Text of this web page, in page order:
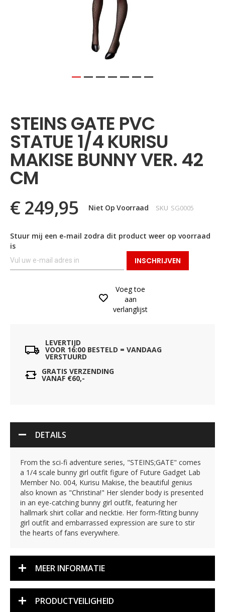
begin
van
de
afbeeldingen-
gallerij
STEINS GATE PVC
STATUE 1/4 KURISU
MAKISE BUNNY VER. 42
CM
€ 249,95 Niet Op Voorraad SKU SG0005
Stuur mij een e-mail zodra dit product weer op voorraad
is
INSCHRIJVEN
Voeg toe
aan
verlanglijst
LEVERTIJD
VOOR 16:00 BESTELD = VANDAAG
VERSTUURD
GRATIS VERZENDING
VANAF €60,-
DETAILS
From the sci-fi adventure series, "STEINS;GATE" comes
a 1/4 scale bunny girl outfit figure of Future Gadget Lab
Member No. 004, Kurisu Makise, the beautiful genius
also known as "Christina!" Her slender body is presented
in an eye-catching bunny girl outfit, featuring her
hallmark shirt collar and necktie. Her form-fitting bunny
girl outfit and embarrassed expression are sure to stir
the hearts of fans everywhere.
MEER INFORMATIE
PRODUCTVEILIGHEID